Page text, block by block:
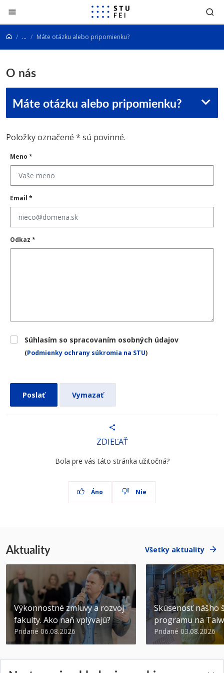
Prejsť na obsah
... Máte otázku alebo pripomienku?
O nás
Máte otázku alebo pripomienku?
Položky označené * sú povinné.
Meno *
Email *
Odkaz *
Súhlasím so spracovaním osobných údajov
(Podmienky ochrany súkromia na STU)
Poslať Vymazať
ZDIEĽAŤ
Bola pre vás táto stránka užitočná?
Áno Nie
Aktuality Všetky aktuality
Výkonnostné zmluvy a rozvoj
fakulty. Ako naň vplývajú?
Pridané 06.08.2026
Skúsenosť nášho
programu na
Pridané 03.08.2026